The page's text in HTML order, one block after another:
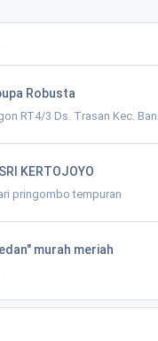
Robusta
RT4/3 Ds. Trasan Kec.
KERTOJOYO
pringombo tempuran
murah meriah